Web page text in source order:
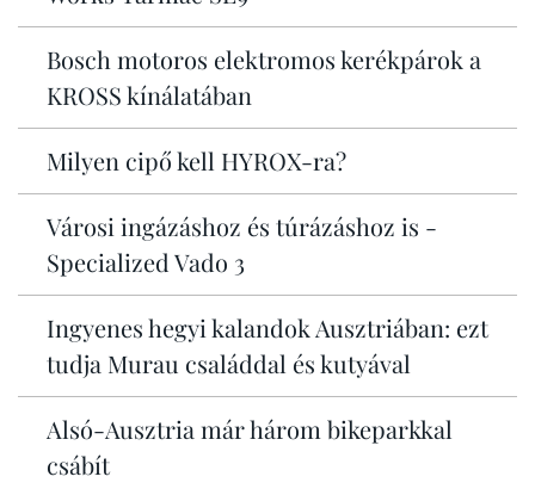
Bosch motoros elektromos kerékpárok a
KROSS kínálatában
Milyen cipő kell HYROX-ra?
Városi ingázáshoz és túrázáshoz is -
Specialized Vado 3
Ingyenes hegyi kalandok Ausztriában: ezt
tudja Murau családdal és kutyával
Alsó-Ausztria már három bikeparkkal
csábít